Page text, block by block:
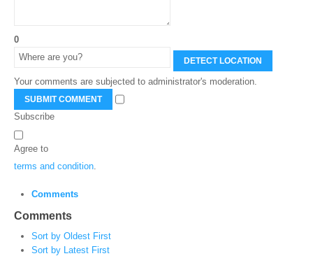
0
DETECT LOCATION
Your comments are subjected to administrator's moderation.
SUBMIT COMMENT
Subscribe
Agree to
terms and condition
Comments
Comments
Sort by Oldest First
Sort by Latest First